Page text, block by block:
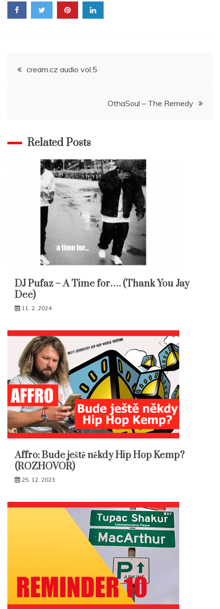
Navigace
cream.cz audio vol.5
OthaSoul – The Remedy
Related Posts
DJ Pufaz – A Time for…. (Thank You Jay
Dee)
11. 2. 2024
Affro: Bude ještě někdy Hip Hop Kemp?
(ROZHOVOR)
25. 12. 2023